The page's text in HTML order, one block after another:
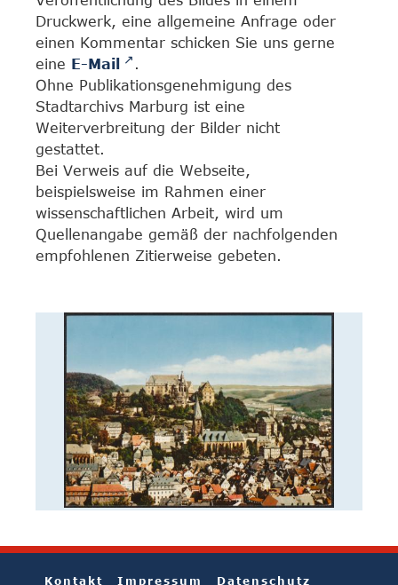
Druckwerk, eine allgemeine Anfrage oder
einen Kommentar schicken Sie uns gerne
eine E-Mail
.
Ohne Publikationsgenehmigung des
Stadtarchivs Marburg ist eine
Weiterverbreitung der Bilder nicht
gestattet.
Bei Verweis auf die Webseite,
beispielsweise im Rahmen einer
wissenschaftlichen Arbeit, wird um
Quellenangabe gemäß der nachfolgenden
empfohlenen Zitierweise gebeten.
Kontakt Impressum Datenschutz